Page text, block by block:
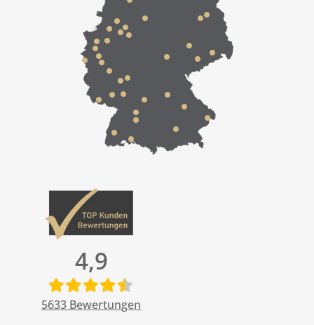
4,9
5633 Bewertungen